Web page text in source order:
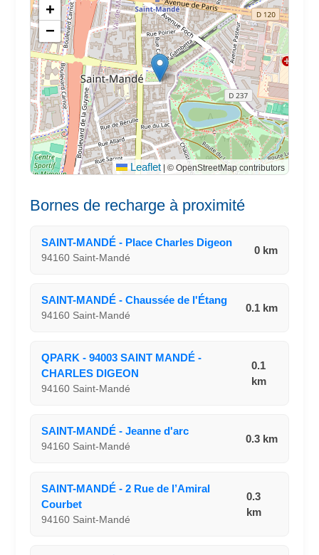
+
−
Leaflet © OpenStreetMap contributors
Bornes de recharge à proximité
SAINT-MANDÉ - Place Charles Digeon
94160 Saint-Mandé
0 km
SAINT-MANDÉ - Chaussée de l'Étang
94160 Saint-Mandé
0.1 km
QPARK - 94003 SAINT MANDÉ -
CHARLES DIGEON
94160 Saint-Mandé
0.1
km
SAINT-MANDÉ - Jeanne d'arc
94160 Saint-Mandé
0.3 km
SAINT-MANDÉ - 2 Rue de l’Amiral
Courbet
94160 Saint-Mandé
0.3
km